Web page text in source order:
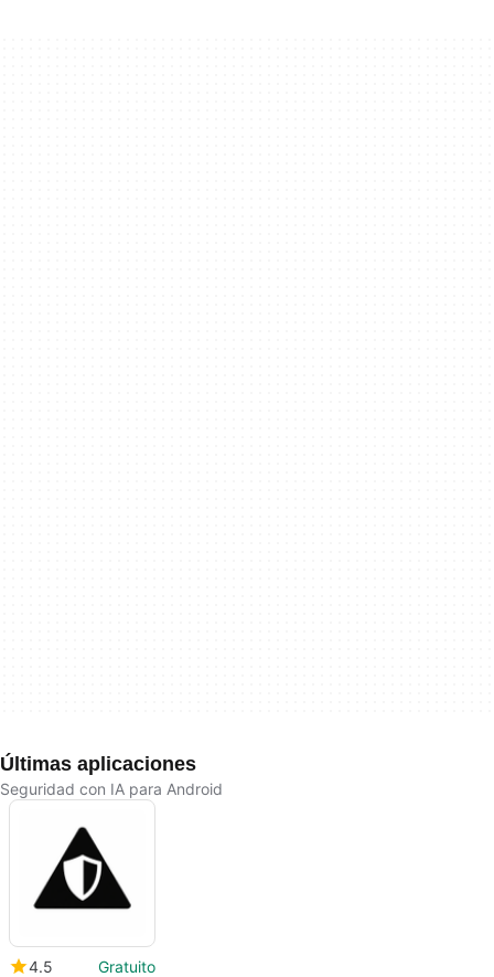
Últimas aplicaciones
Seguridad con IA para Android
4.5
Gratuito